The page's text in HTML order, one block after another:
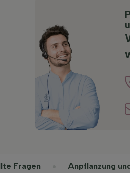
Fragen Anpflanzung